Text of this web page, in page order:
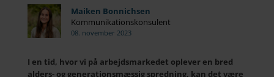
Maiken Bonnichsen
Kommunikationskonsulent
08. november 2023
I en tid, hvor vi på arbejdsmarkedet oplever en bred
alders- og generationsmæssig spredning, kan det være